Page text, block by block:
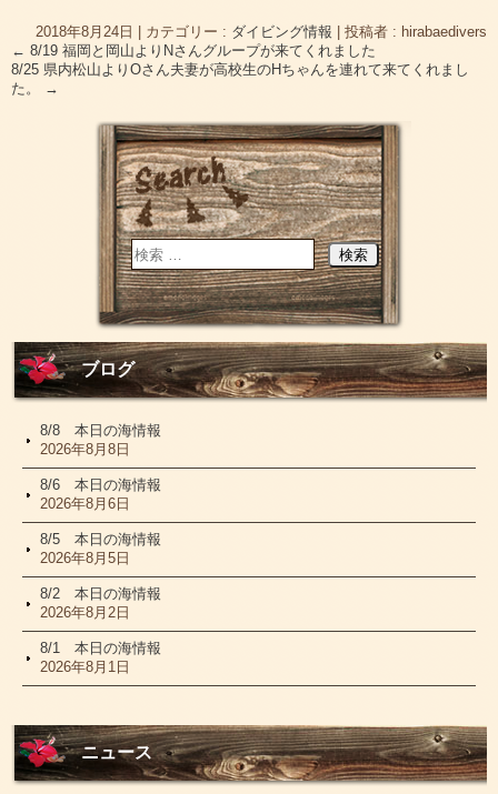
2018年8月24日 カテゴリー : ダイビング情報
投稿者 : hirabaedivers
← 8/19 福岡と岡山よりNさんグループが来てくれました
8/25 県内松山よりOさん夫妻が高校生のHちゃんを連れて来てくれまし
た。
→
ブログ
8/8 本日の海情報
2026年8月8日
8/6 本日の海情報
2026年8月6日
8/5 本日の海情報
2026年8月5日
8/2 本日の海情報
2026年8月2日
8/1 本日の海情報
2026年8月1日
ニュース